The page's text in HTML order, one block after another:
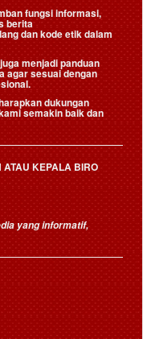
fungsi informasi,
berita
dan kode etik dalam
menjadi panduan
agar sesuai dengan
dukungan
semakin baik dan
ATAU KEPALA BIRO
yang informatif,